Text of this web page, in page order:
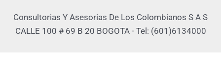
Consultorias Y Asesorias De Los Colombianos S A S
CALLE 100 # 69 B 20 BOGOTA - Tel: (601)6134000